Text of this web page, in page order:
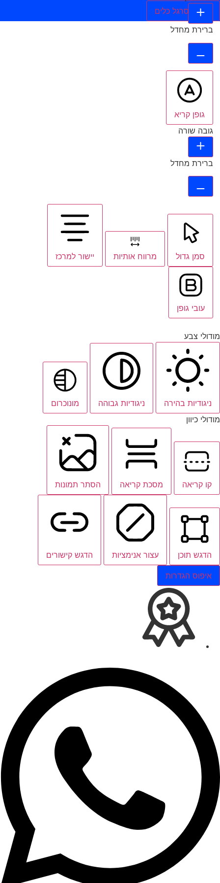
הסתר סרגל כלים
ברירת מחדל
גופן קריא
גובה שורה
ברירת מחדל
סמן גדול מרווח אותיות יישור למרכז
עובי גופן
מודולי צבע
ניגודיות בהירה ניגודיות גבוהה
מונוכרום
מודולי כיוון
קו קריאה מסכת קריאה הסתר תמונות
הדגש תוכן עצור אנימציות הדגש קישורים
איפוס הגדרות